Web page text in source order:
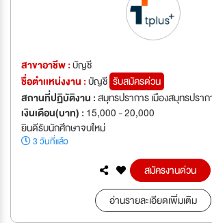
สาขาอาชีพ :บัญชี
ชื่อตำเเหน่งงาน :บัญชี รับสมัครด่วน
สถานที่ปฏิบัติงาน :สมุทรปราการ เมืองสมุทรปรา
เงินเดือน(บาท) : 15,000 - 20,000
ยินดีรับนักศึกษาจบใหม่
3 วันที่แล้ว
สมัครงานด่วน
อ่านรายละเอียดเพิ่มเติม